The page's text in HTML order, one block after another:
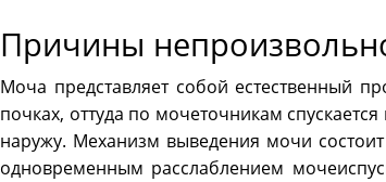
Причины
Моча представляет собой естественный
почках, оттуда по мочеточникам
наружу. Механизм выведения мочи
одновременным расслаблением